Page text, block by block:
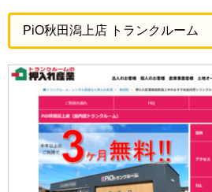
PiO秋田潟上店 トランクルーム